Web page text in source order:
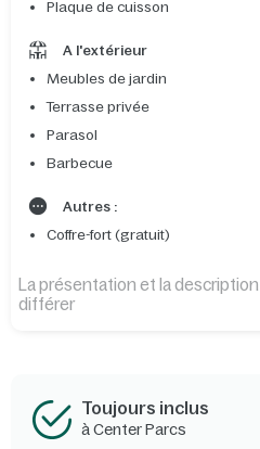
Plaque de cuisson
A l'extérieur
Meubles de jardin
Terrasse privée
Parasol
Barbecue
Autres :
Coffre-fort (gratuit)
La présentation et la
différer
Toujours inclus
à Center Parcs